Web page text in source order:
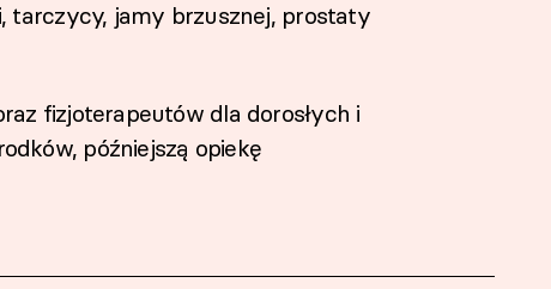
tarczycy, jamy brzusznej, prostaty
fizjoterapeutów dla dorosłych i
późniejszą opiekę